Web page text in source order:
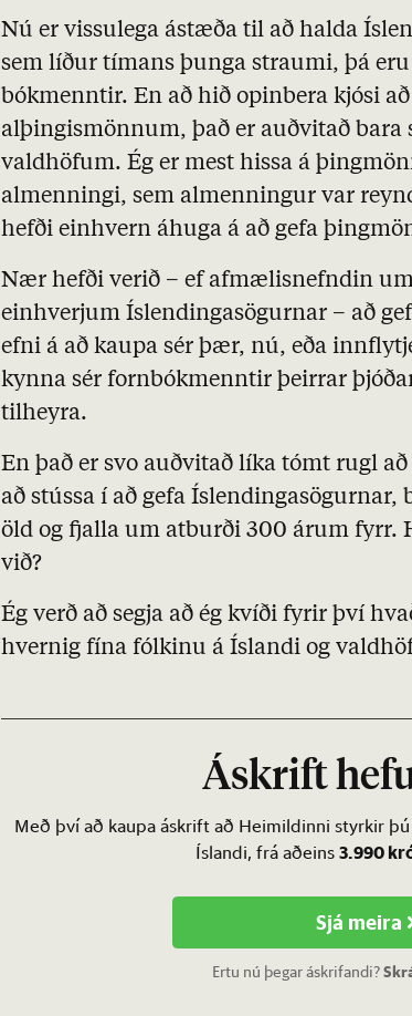
Nú er vissulega ástæða til að halda
sem líður tímans þunga straumi, þá
bókmenntir. En að hið opinbera kjósi
alþingismönnum, það er auðvitað bara
valdhöfum. Ég er mest hissa á
almenningi, sem almenningur var
hefði einhvern áhuga á að gefa
Nær hefði verið – ef afmælisnefndin
einhverjum Íslendingasögurnar – að
efni á að kaupa sér þær, nú, eða
kynna sér fornbókmenntir þeirrar
tilheyra.
En það er svo auðvitað líka tómt rugl
að stússa í að gefa
öld og fjalla um atburði 300 árum fyrr.
við?
Ég verð að segja að ég kvíði fyrir því
hvernig fína fólkinu á Íslandi og
Áskrift
Með því að kaupa áskrift að Heimildinni styrkir
Íslandi, frá aðeins3.990
Sjá meira
Ertu nú þegar áskrifandi?